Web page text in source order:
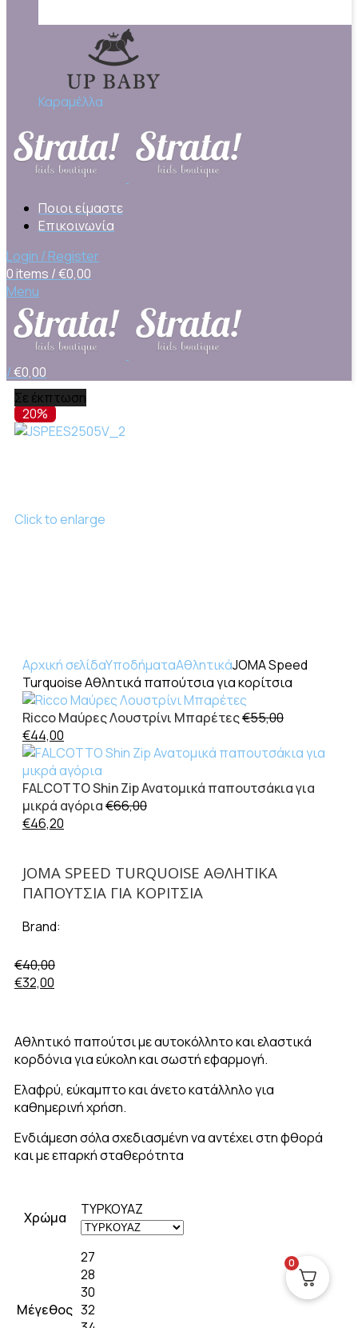
Καραμέλλα
Ποιοι είμαστε
Επικοινωνία
Login / Register
0 items /€0,00
Menu
/€0,00
20%
Click to enlarge
Σε έκπτωση
Αρχική σελίδαΥποδήματαΑθλητικάJOMA Speed
Turquoise Αθλητικά παπούτσια για κορίτσια
Ricco Μαύρες Λουστρίνι Μπαρέτες€55,00
€44,00
FALCOTTO Shin Zip Ανατομικά παπουτσάκια για
μικρά αγόρια€66,00
€46,20
JOMA SPEED TURQUOISE ΑΘΛΗΤΙΚΆ
ΠΑΠΟΎΤΣΙΑ ΓΙΑ ΚΟΡΊΤΣΙΑ
Brand:
€40,00
€32,00
Αθλητικό παπούτσι με αυτοκόλλητο και ελαστικά
κορδόνια για εύκολη και σωστή εφαρμογή.
Ελαφρύ, εύκαμπτο και άνετο κατάλληλο για
καθημερινή χρήση.
Ενδιάμεση σόλα σχεδιασμένη να αντέχει στη φθορά
και με επαρκή σταθερότητα
Χρώμα ΤΥΡΚΟΥΑΖ
Μέγεθος
27
28
30
32
0